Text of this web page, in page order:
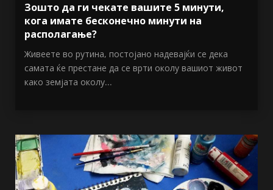
Зошто да ги чекате вашите 5 минути,
кога имате бесконечно минути на
располагање?
Живеете во рутина, постојано надевајќи се дека
самата ќе престане да се врти околу вашиот живот
како земјата околу...